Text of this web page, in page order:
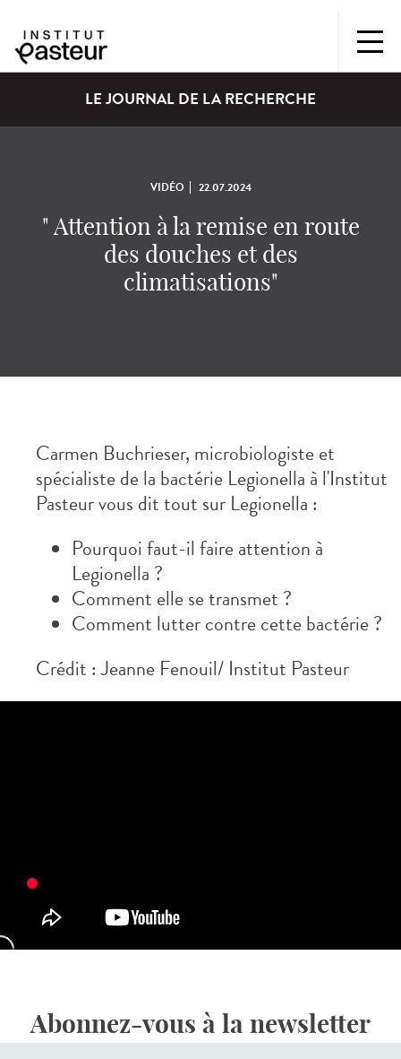
LE JOURNAL DE LA RECHERCHE
VIDÉO 22.07.2024
" Attention à la remise en route
des douches et des
climatisations"
Carmen Buchrieser, microbiologiste et
spécialiste de la bactérie Legionella à l'Institut
Pasteur vous dit tout sur Legionella :
Pourquoi faut-il faire attention à
Legionella ?
Comment elle se transmet ?
Comment lutter contre cette bactérie ?
Crédit : Jeanne Fenouil/ Institut Pasteur
Abonnez-vous à la newsletter